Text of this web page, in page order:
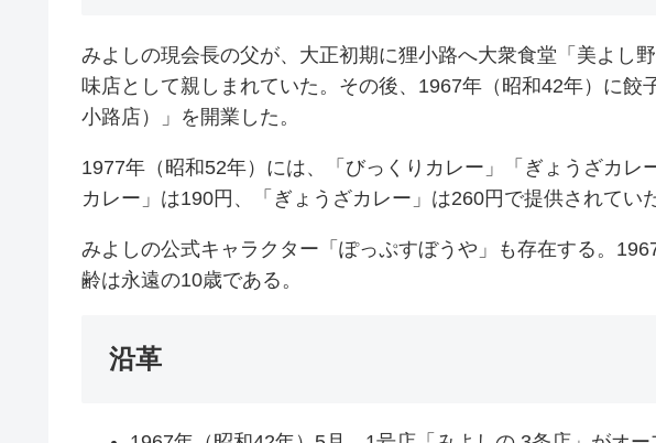
みよしの現会長の父が、大正初期に狸小路へ大衆食堂「美よし
味店として親しまれていた。その後、1967年（昭和42年）に餃
小路店）」を開業した。
1977年（昭和52年）には、「びっくりカレー」「ぎょうざカレ
カレー」は190円、「ぎょうざカレー」は260円で提供されていた
みよしの公式キャラクター「ぽっぷすぼうや」も存在する。
齢は永遠の10歳である。
沿革